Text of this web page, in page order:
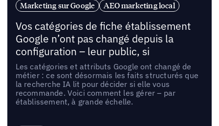
Marketing sur Google AEO marketing local
Vos catégories de fiche établissement
Google n’ont pas changé depuis la
configuration – leur public, si
Les catégories et attributs Google ont changé de
métier : ce sont désormais les faits structurés que
la recherche IA lit pour décider si elle vous
recommande. Voici comment les gérer – par
établissement, à grande échelle.